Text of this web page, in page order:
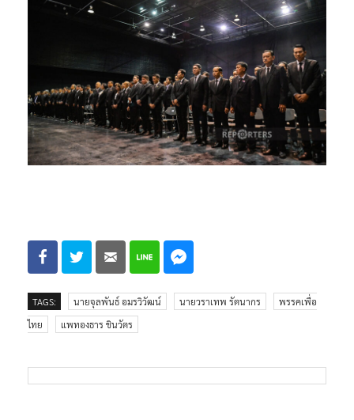
TAGS: นายจุลพันธ์ อมรวิวัฒน์ นายวราเทพ รัตนากร
พรรคเพื่อ
ไทย
แพทองธาร ชินวัตร